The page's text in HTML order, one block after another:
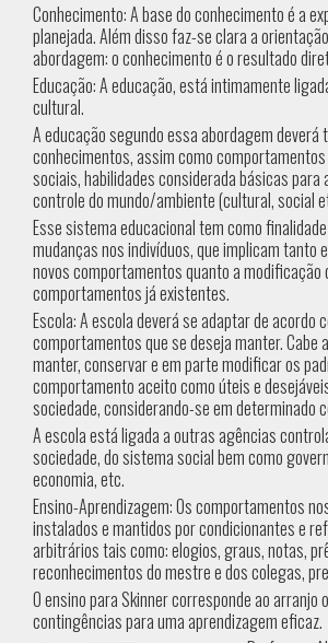
Conhecimento: A base do conhecimento é a
planejada. Além disso faz-se clara a
abordagem: o conhecimento é o resultado
Educação: A educação, está intimamente
cultural.
A educação segundo essa abordagem
conhecimentos, assim como
sociais, habilidades considerada básicas para
controle do mundo/ambiente (cultural, social
Esse sistema educacional tem como
mudanças nos indivíduos, que implicam tanto
novos comportamentos quanto a modificação
comportamentos já existentes.
Escola: A escola deverá se adaptar de acordo
comportamentos que se deseja manter. Cabe
manter, conservar e em parte modificar os
comportamento aceito como úteis e
sociedade, considerando-se em determinado
A escola está ligada a outras agências
sociedade, do sistema social bem como
economia, etc.
Ensino-Aprendizagem: Os comportamentos
instalados e mantidos por condicionantes e
arbitrários tais como: elogios, graus, notas,
reconhecimentos do mestre e dos colegas,
O ensino para Skinner corresponde ao arranjo
contingências para uma aprendizagem eficaz.